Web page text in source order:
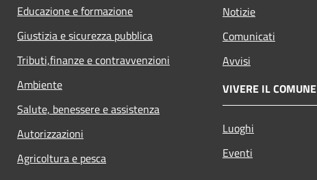
Educazione e formazione
Giustizia e sicurezza pubblica
Tributi,finanze e contravvenzioni
Ambiente
Salute, benessere e assistenza
Autorizzazioni
Agricoltura e pesca
Notizie
Comunicati
Avvisi
VIVERE IL COMUNE
Luoghi
Eventi